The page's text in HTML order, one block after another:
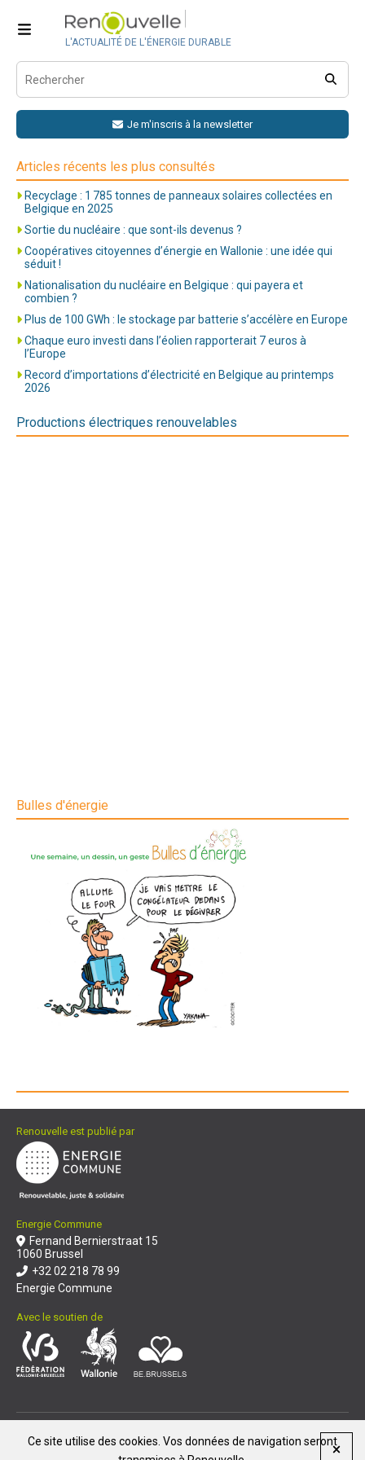
L'ACTUALITÉ DE L'ÉNERGIE DURABLE
Je m'inscris à la newsletter
Articles récents les plus consultés
Recyclage : 1 785 tonnes de panneaux solaires collectées en
Belgique en 2025
Sortie du nucléaire : que sont-ils devenus ?
Coopératives citoyennes d’énergie en Wallonie : une idée qui
séduit !
Nationalisation du nucléaire en Belgique : qui payera et
combien ?
Plus de 100 GWh : le stockage par batterie s’accélère en Europe
Chaque euro investi dans l’éolien rapporterait 7 euros à
l’Europe
Record d’importations d’électricité en Belgique au printemps
2026
Productions électriques renouvelables
Bulles d'énergie
Renouvelle est publié par
Energie Commune
Fernand Bernierstraat 15
1060 Brussel
+32 02 218 78 99
Energie Commune
Avec le soutien de
© Renouvelle 2026
Reproduction et diffusion de nos articles
Ce site utilise des cookies. Vos données de navigation seront